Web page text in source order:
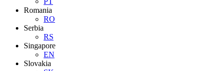
Romania
RO
Serbia
RS
Singapore
EN
Slovakia